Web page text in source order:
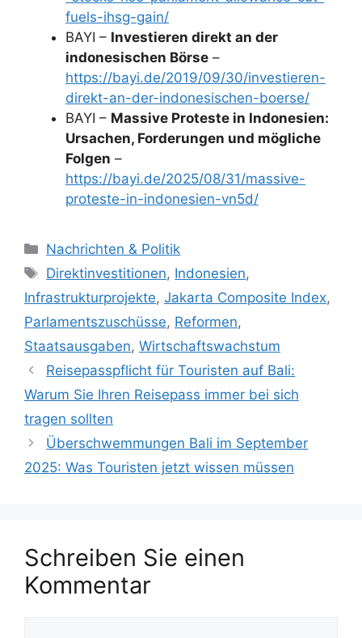
fuels-ihsg-gain/
BAYI – Investieren direkt an der
indonesischen Börse –
https://bayi.de/2019/09/30/investieren-
direkt-an-der-indonesischen-boerse/
BAYI – Massive Proteste in Indonesien:
Ursachen, Forderungen und mögliche
Folgen –
https://bayi.de/2025/08/31/massive-
proteste-in-indonesien-vn5d/
K
a
e
g
o
r
n
Nachrichten & Politik
S
l
a
g
w
r
t
e
Direktinvestitionen, Indonesien,
Infrastrukturprojekte, Jakarta Composite Index,
Parlamentszuschüsse, Reformen,
Staatsausgaben, Wirtschaftswachstum
Reisepasspflicht für Touristen auf Bali:
Warum Sie Ihren Reisepass immer bei sich
tragen sollten
Überschwemmungen Bali im September
2025: Was Touristen jetzt wissen müssen
Schreiben Sie einen
Kommentar